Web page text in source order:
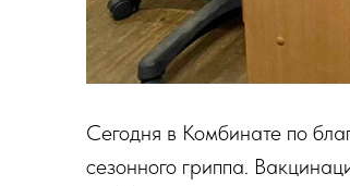
Сегодня в Комбинате по
сезонного гриппа.